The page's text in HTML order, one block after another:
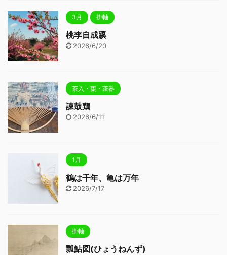
3月 掛軸
桃李自成蹊
2026/6/20
茶入・棗・茶器
諫鼓鶏
2026/6/11
1月
鶴は千年、亀は万年
2026/7/17
掛軸
瓢鮎図(ひょうねんず)